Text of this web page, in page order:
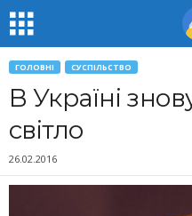
ГОЛОВНІ СУСПІЛЬСТВО
В Україні
світло
26.02.2016